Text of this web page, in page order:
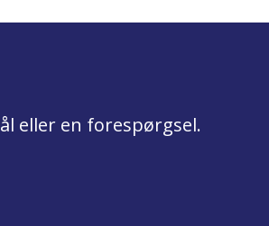
eller en forespørgsel.